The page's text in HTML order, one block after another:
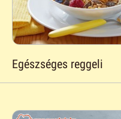
Egészséges reggeli